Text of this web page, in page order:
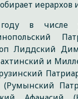
иерархов
в числе
Лиддский
и
(Румынский